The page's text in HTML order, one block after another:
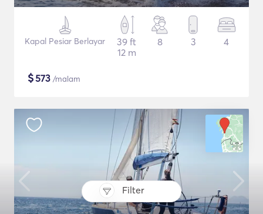
Filter
Kapal Pesiar Berlayar
39 ft
12 m
8 3 4
$573 /malam